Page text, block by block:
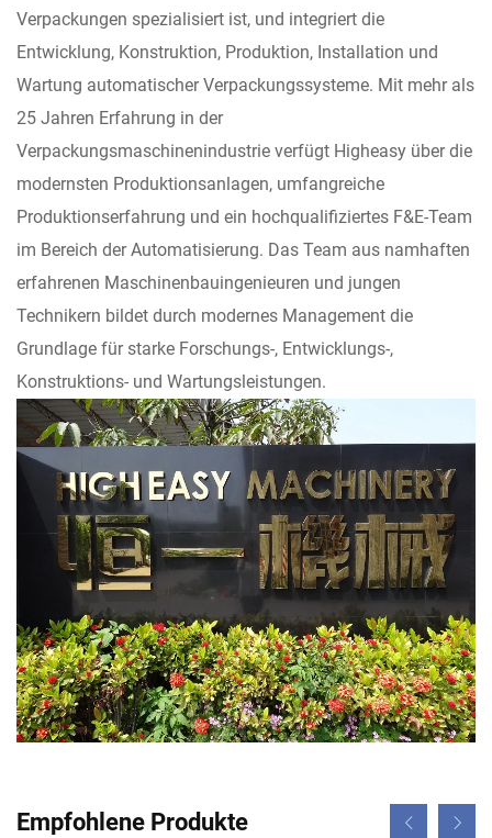
Verpackungen spezialisiert ist, und integriert die
Entwicklung, Konstruktion, Produktion, Installation und
Wartung automatischer Verpackungssysteme. Mit mehr als
25 Jahren Erfahrung in der
Verpackungsmaschinenindustrie verfügt Higheasy über die
modernsten Produktionsanlagen, umfangreiche
Produktionserfahrung und ein hochqualifiziertes F&E-Team
im Bereich der Automatisierung. Das Team aus namhaften
erfahrenen Maschinenbauingenieuren und jungen
Technikern bildet durch modernes Management die
Grundlage für starke Forschungs-, Entwicklungs-,
Konstruktions- und Wartungsleistungen.
Empfohlene Produkte